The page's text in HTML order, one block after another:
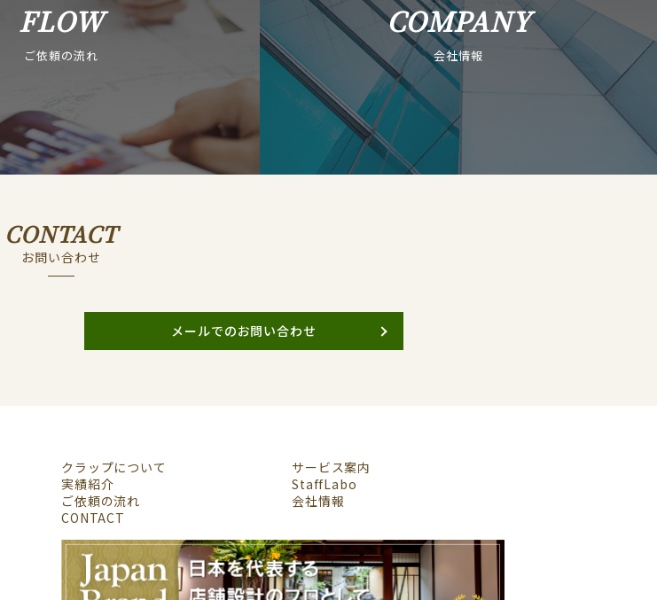
FLOW
ご依頼の流れ
COMPANY
会社情報
CONTACT
お問い合わせ
メールでのお問い合わせ
クラップについて
サービス案内
実績紹介
StaffLabo
ご依頼の流れ
会社情報
CONTACT